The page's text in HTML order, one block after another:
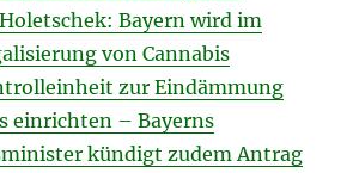
Bayern wird im
von Cannabis
zur Eindämmung
einrichten – Bayerns
kündigt zudem Antrag